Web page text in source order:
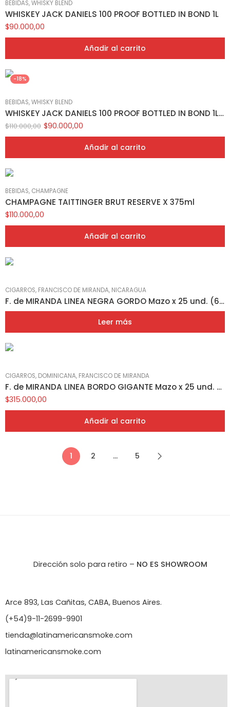
BEBIDAS,WHISKY BLEND
WHISKEY JACK DANIELS 100 PROOF BOTTLED IN BOND 1L
$90.000,00
Añadir al carrito
-18%
BEBIDAS,WHISKY BLEND
WHISKEY JACK DANIELS 100 PROOF BOTTLED IN BOND 1L EN CAJA
$110.000,00 $90.000,00
Añadir al carrito
BEBIDAS, CHAMPAGNE
CHAMPAGNE TAITTINGER BRUT RESERVE X 375ml
$110.000,00
Añadir al carrito
CIGARROS, FRANCISCO DE MIRANDA, NICARAGUA
F. de MIRANDA LINEA NEGRA GORDO Mazo x 25 und. (6×60) (NICA)
Leer más
CIGARROS, DOMINICANA, FRANCISCO DE MIRANDA
F. de MIRANDA LINEA BORDO GIGANTE Mazo x 25 und. (7×70) (REP.DOM)
$315.000,00
Añadir al carrito
1 2 … 5
Dirección solo para retiro – NO ES SHOWROOM
Arce 893, Las Cañitas, CABA, Buenos Aires.
(+54)9-11-2699-9901
tienda@latinamericansmoke.com
latinamericansmoke.com